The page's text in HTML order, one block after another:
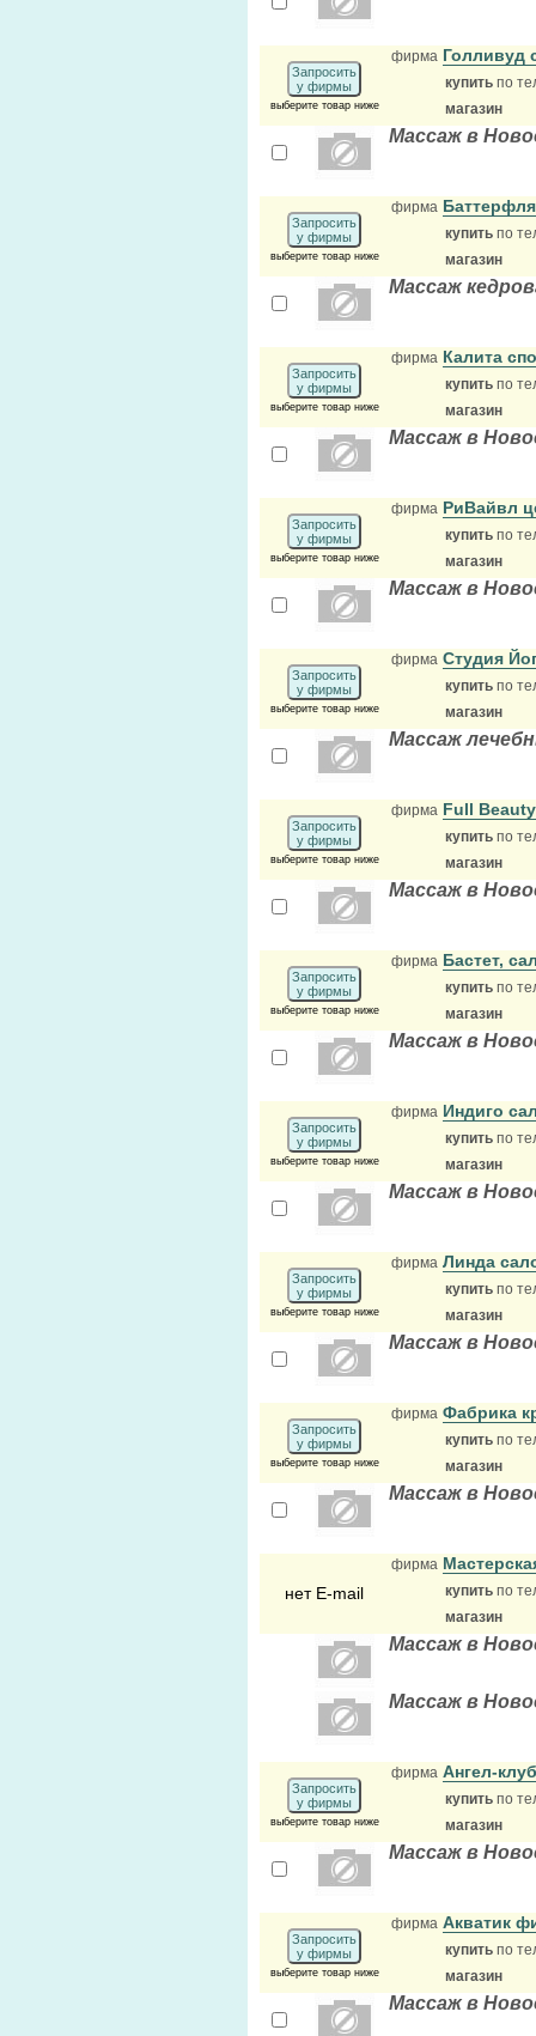
Запросить
у фирмы
выберите товар ниже
фирма Голливуд
купить по
магазин
Массаж в
Запросить
у фирмы
выберите товар ниже
фирма
купить по
магазин
Массаж
Запросить
у фирмы
выберите товар ниже
фирма Калита
купить по
магазин
Массаж в
Запросить
у фирмы
выберите товар ниже
фирма РиВайвл
купить по
магазин
Массаж в
Запросить
у фирмы
выберите товар ниже
фирма Студия
купить по
магазин
Массаж
Запросить
у фирмы
выберите товар ниже
фирма Full
купить по
магазин
Массаж в
Запросить
у фирмы
выберите товар ниже
фирма Бастет,
купить по
магазин
Массаж в
Запросить
у фирмы
выберите товар ниже
фирма Индиго
купить по
магазин
Массаж в
Запросить
у фирмы
выберите товар ниже
фирма Линда
купить по
магазин
Массаж в
Запросить
у фирмы
выберите товар ниже
фирма Фабрика
купить по
магазин
Массаж в
нет E-mail
фирма
купить по
магазин
Массаж в
Массаж в
Запросить
у фирмы
выберите товар ниже
фирма Ангел-
купить по
магазин
Массаж в
Запросить
у фирмы
выберите товар ниже
фирма Акватик
купить по
магазин
Массаж в